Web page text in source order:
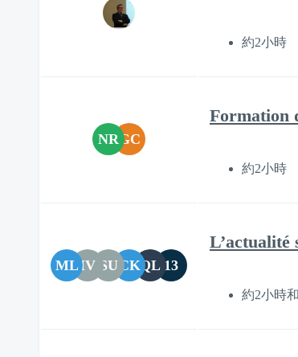
約2小時
NRGC
Formation
約2小時
ML IV SU CKQL 13
L’actualité
約2小時